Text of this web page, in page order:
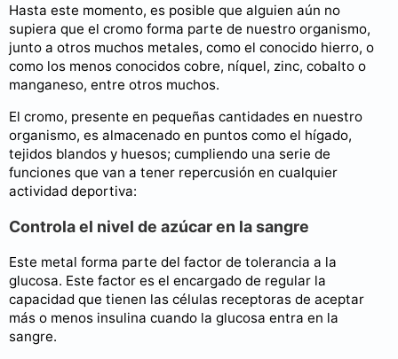
Hasta este momento, es posible que alguien aún no
supiera que el cromo forma parte de nuestro organismo,
junto a otros muchos metales, como el conocido hierro, o
como los menos conocidos cobre, níquel, zinc, cobalto o
manganeso, entre otros muchos.
El cromo, presente en pequeñas cantidades en nuestro
organismo, es almacenado en puntos como el hígado,
tejidos blandos y huesos; cumpliendo una serie de
funciones que van a tener repercusión en cualquier
actividad deportiva:
Controla el nivel de azúcar en la sangre
Este metal forma parte del factor de tolerancia a la
glucosa. Este factor es el encargado de regular la
capacidad que tienen las células receptoras de aceptar
más o menos insulina cuando la glucosa entra en la
sangre.